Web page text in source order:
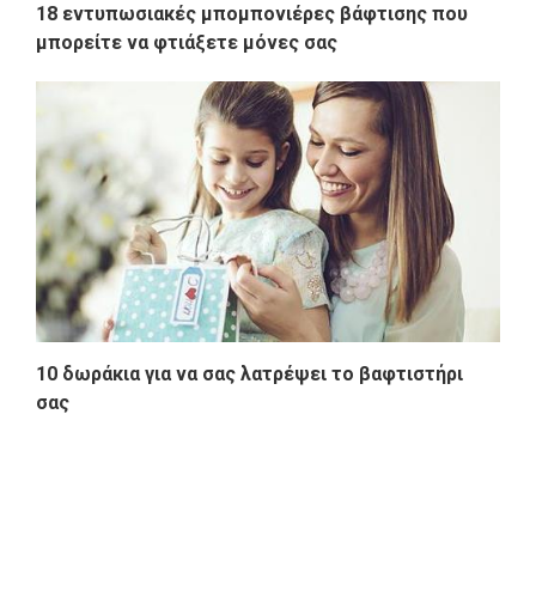
18 εντυπωσιακές μπομπονιέρες βάφτισης που
μπορείτε να φτιάξετε μόνες σας
10 δωράκια για να σας λατρέψει το βαφτιστήρι
σας